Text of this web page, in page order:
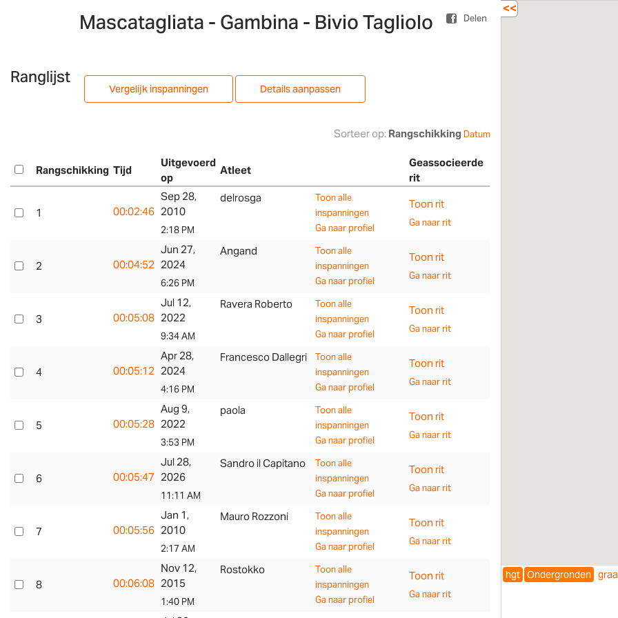
<<
Delen
Mascatagliata - Gambina - Bivio Tagliolo
Ranglijst
Vergelijk inspanningen Details aanpassen
Sorteer op: Rangschikking Datum
Rangschikking Tijd
Uitgevoerd
op
Atleet
Geassocieerde
rit
1 00:02:46
Sep 28,
2010
2:18 PM
delrosga
Toon alle
inspanningen
Ga naar profiel
Toon rit
Ga naar rit
2 00:04:52
Jun 27,
2024
6:26 PM
Angand
Toon alle
inspanningen
Ga naar profiel
Toon rit
Ga naar rit
3 00:05:08
Jul 12,
2022
9:34 AM
Ravera Roberto
Toon alle
inspanningen
Ga naar profiel
Toon rit
Ga naar rit
4 00:05:12
Apr 28,
2024
4:16 PM
Francesco Dallegri
Toon alle
inspanningen
Ga naar profiel
Toon rit
Ga naar rit
5 00:05:28
Aug 9,
2022
3:53 PM
paola
Toon alle
inspanningen
Ga naar profiel
Toon rit
Ga naar rit
6 00:05:47
Jul 28,
2026
11:11 AM
Sandro il Capitano
Toon alle
inspanningen
Ga naar profiel
Toon rit
Ga naar rit
7 00:05:56
Jan 1,
2010
2:17 AM
Mauro Rozzoni
Toon alle
inspanningen
Ga naar profiel
Toon rit
Ga naar rit
8 00:06:08
Nov 12,
2015
1:40 PM
Rostokko
Toon alle
inspanningen
Ga naar profiel
Toon rit
Ga naar rit
hgt Ondergronden